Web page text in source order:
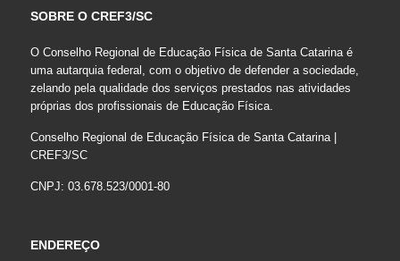
SOBRE O CREF3/SC
O Conselho Regional de Educação Física de Santa Catarina é
uma autarquia federal, com o objetivo de defender a sociedade,
zelando pela qualidade dos serviços prestados nas atividades
próprias dos profissionais de Educação Física.
Conselho Regional de Educação Física de Santa Catarina |
CREF3/SC
CNPJ: 03.678.523/0001-80
ENDEREÇO